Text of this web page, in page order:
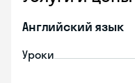
Английский язык
Уроки